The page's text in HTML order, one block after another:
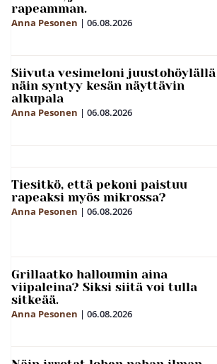
rapeamman.
Anna Pesonen | 06.08.2026
Siivuta vesimeloni juustohöylällä
näin syntyy kesän näyttävin
alkupala
Anna Pesonen | 06.08.2026
Tiesitkö, että pekoni paistuu
rapeaksi myös mikrossa?
Anna Pesonen | 06.08.2026
Grillaatko halloumin aina
viipaleina? Siksi siitä voi tulla
sitkeää.
Anna Pesonen | 06.08.2026